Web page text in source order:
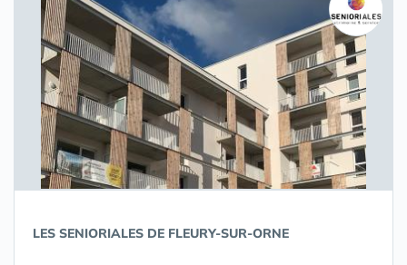
LES SENIORIALES DE FLEURY-SUR-ORNE